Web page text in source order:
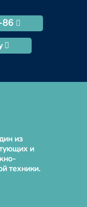
86
из
и
техники.